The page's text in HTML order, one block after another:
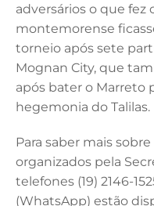
adversários o que fez
montemorense
torneio após sete
Mognan City, que
após bater o Marreto
hegemonia do Talilas.
Para saber mais
organizados pela
telefones (19) 2146-
(WhatsApp) estão